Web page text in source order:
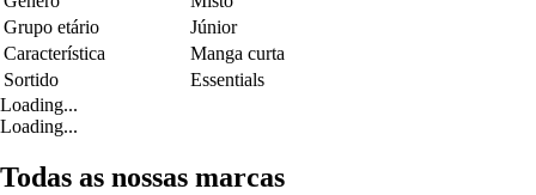
Grupo etário
Júnior
Característica
Manga curta
Sortido
Essentials
Loading...
Loading...
Todas as nossas marcas